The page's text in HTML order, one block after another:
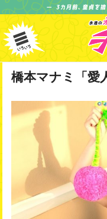
橋本マナミ「愛